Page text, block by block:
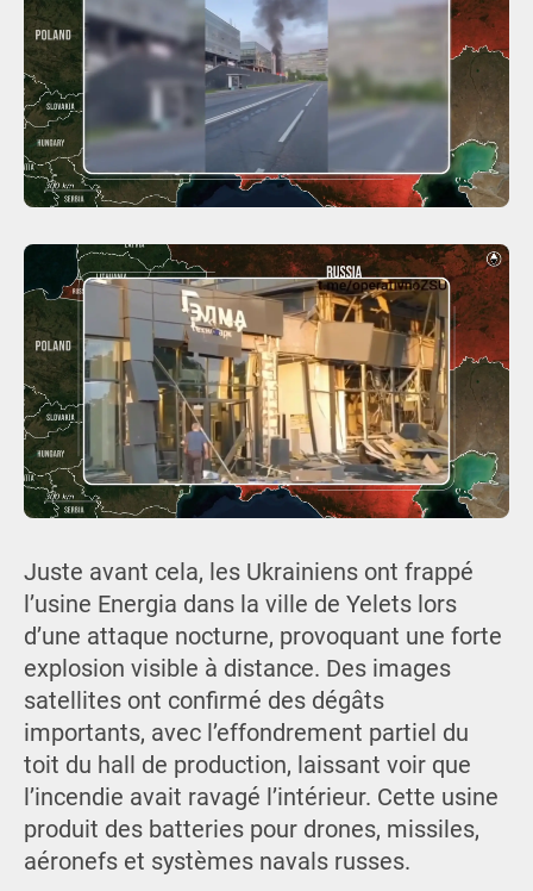
Juste avant cela, les Ukrainiens ont frappé
l’usine Energia dans la ville de Yelets lors
d’une attaque nocturne, provoquant une forte
explosion visible à distance. Des images
satellites ont confirmé des dégâts
importants, avec l’effondrement partiel du
toit du hall de production, laissant voir que
l’incendie avait ravagé l’intérieur. Cette usine
produit des batteries pour drones, missiles,
aéronefs et systèmes navals russes.